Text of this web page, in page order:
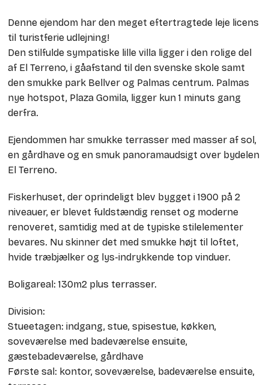
Denne ejendom har den meget eftertragtede leje licens
til turistferie udlejning!
Den stilfulde sympatiske lille villa ligger i den rolige del
af El Terreno, i gåafstand til den svenske skole samt
den smukke park Bellver og Palmas centrum. Palmas
nye hotspot, Plaza Gomila, ligger kun 1 minuts gang
derfra.
Ejendommen har smukke terrasser med masser af sol,
en gårdhave og en smuk panoramaudsigt over bydelen
El Terreno.
Fiskerhuset, der oprindeligt blev bygget i 1900 på 2
niveauer, er blevet fuldstændig renset og moderne
renoveret, samtidig med at de typiske stilelementer
bevares. Nu skinner det med smukke højt til loftet,
hvide træbjælker og lys-indrykkende top vinduer.
Boligareal: 130m2 plus terrasser.
Division:
Stueetagen: indgang, stue, spisestue, køkken,
soveværelse med badeværelse ensuite,
gæstebadeværelse, gårdhave
Første sal: kontor, soveværelse, badeværelse ensuite,